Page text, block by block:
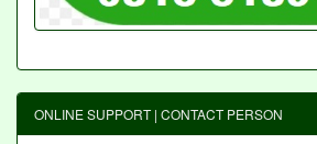
ONLINE SUPPORT | CONTACT PERSON